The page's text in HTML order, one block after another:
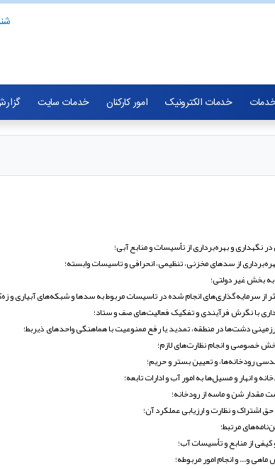
شنبه,
خدمات الکترونیک امور کارکنان خدمات سایت
نگهداری و بهره‌برداری از تأسیسات و منابع آبی؛
از سدهای مخزنی، تنظیمی، انحرافی و تاسیسات وابسته؛
بخش غیر دولتی؛
از سرمایه‌گذاری‌های انجام شده در تاسیسات مربوط به سدها و شبکه‌های آبیاری و
با نگرش فرآیندی و تفکیک فعالیت‌های صف و ستاد؛
دشت‌ها در منطقه، تمدید یا رفع ممنوعیت با هماهنگی واحدهای ذیربط؛
خصوصی و انجام نظارت‌های لازم؛
رودخانه‌ها، و تعیین بستر و حریم؛
و انهار و مسیل‌ها به امور آب و ادارات تابعه؛
مقدار شن و ماسه از رودخانه؛
و نظارت و ارزیابی عملکرد آن؛
مرتبط؛
از منابع و تأسیسات آب؛
و... و انجام امور مربوطه؛